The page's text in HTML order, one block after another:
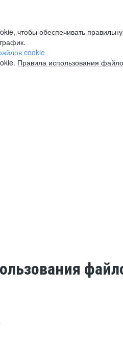
чтобы обеспечивать
cookie
Правила использования